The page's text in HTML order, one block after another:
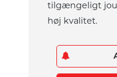
tilgængeligt
høj kvalitet.